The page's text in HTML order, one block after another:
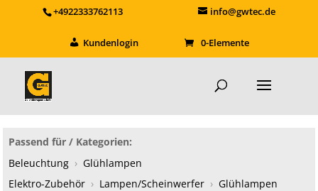
+4922333762113 info@gwtec.de
Kundenlogin 0-Elemente
Passend für / Kategorien:
Beleuchtung › Glühlampen
Elektro-Zubehör › Lampen/Scheinwerfer › Glühlampen